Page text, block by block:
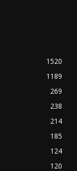
1520
1189
269
238
214
185
124
120